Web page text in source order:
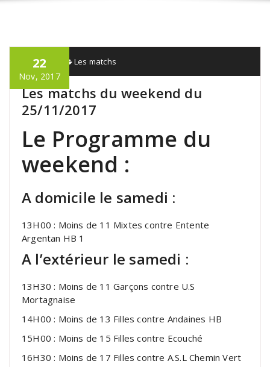
22
Nov, 2017
admin Les matchs
Les matchs du weekend du
25/11/2017
Le Programme du
weekend :
A domicile le samedi :
13H00 : Moins de 11 Mixtes contre Entente
Argentan HB 1
A l’extérieur le samedi :
13H30 : Moins de 11 Garçons contre U.S
Mortagnaise
14H00 : Moins de 13 Filles contre Andaines HB
15H00 : Moins de 15 Filles contre Ecouché
16H30 : Moins de 17 Filles contre A.S.L Chemin Vert